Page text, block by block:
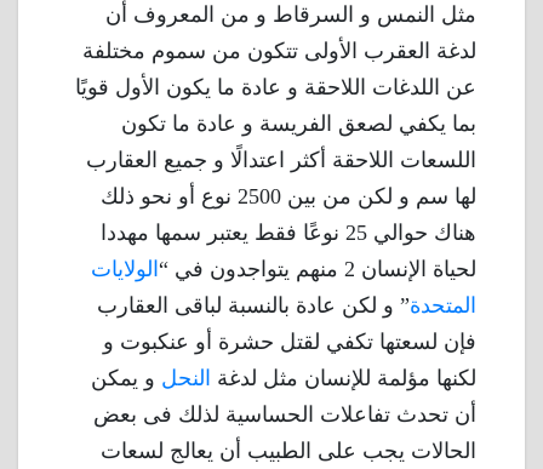
مثل النمس و السرقاط و من المعروف أن
لدغة العقرب الأولى تتكون من سموم مختلفة
عن اللدغات اللاحقة و عادة ما يكون الأول قويًا
بما يكفي لصعق الفريسة و عادة ما تكون
اللسعات اللاحقة أكثر اعتدالًا و جميع العقارب
لها سم و لكن من بين 2500 نوع أو نحو ذلك
هناك حوالي 25 نوعًا فقط يعتبر سمها مهددا
لحياة الإنسان 2 منهم يتواجدون في “
الولايات
المتحدة” و لكن عادة بالنسبة لباقى العقارب
فإن لسعتها تكفي لقتل حشرة أو عنكبوت و
لكنها مؤلمة للإنسان مثل لدغة النحل و يمكن
أن تحدث تفاعلات الحساسية لذلك فى بعض
الحالات يجب على الطبيب أن يعالج لسعات